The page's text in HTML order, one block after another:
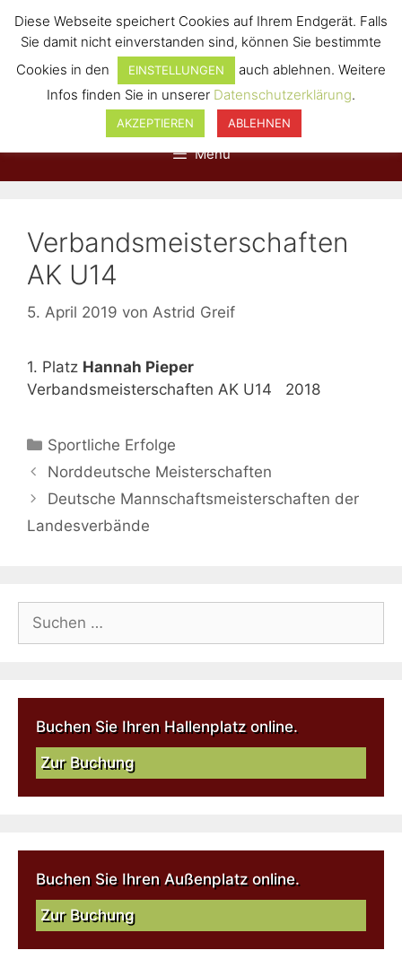
Menü
Verbandsmeisterschaften
AK U14
5. April 2019 von Astrid Greif
1. Platz Hannah Pieper
Verbandsmeisterschaften AK U14 2018
Sportliche Erfolge
Norddeutsche Meisterschaften
Deutsche Mannschaftsmeisterschaften der
Landesverbände
Buchen Sie Ihren Hallenplatz online.
Zur Buchung
Buchen Sie Ihren Außenplatz online.
Zur Buchung
Diese Webseite speichert Cookies auf Ihrem Endgerät. Falls
Sie damit nicht einverstanden sind, können Sie bestimmte
Cookies in den
EINSTELLUNGEN
auch ablehnen. Weitere
Infos finden Sie in unserer Datenschutzerklärung.
AKZEPTIEREN ABLEHNEN